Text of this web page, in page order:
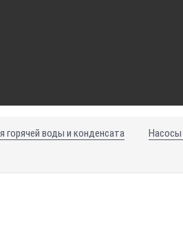
горячей воды и конденсата
Насосы